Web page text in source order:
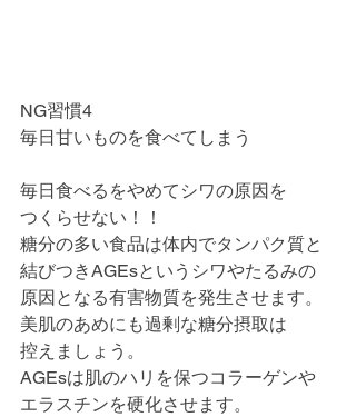
NG習慣4
毎日甘いものを食べてしまう
毎日食べるをやめてシワの原因を
つくらせない！！
糖分の多い食品は体内でタンパク質と
結びつきAGEsというシワやたるみの
原因となる有害物質を発生させます。
美肌のあめにも過剰な糖分摂取は
控えましょう。
AGEsは肌のハリを保つコラーゲンや
エラスチンを硬化させます。